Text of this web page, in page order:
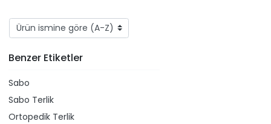
Benzer Etiketler
Sabo
Sabo Terlik
Ortopedik Terlik